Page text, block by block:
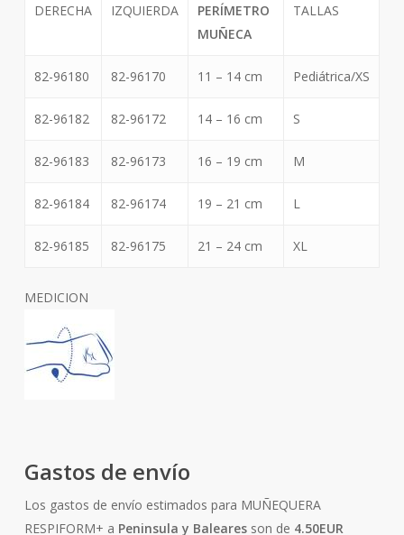
DERECHA IZQUIERDA
PERÍMETRO
MUÑECA
TALLAS
82-96180 82-96170 11 – 14 cm Pediátrica/XS
82-96182 82-96172 14 – 16 cm S
82-96183 82-96173 16 – 19 cm M
82-96184 82-96174 19 – 21 cm L
82-96185 82-96175 21 – 24 cm XL
MEDICION
Gastos de envío
Los gastos de envío estimados para MUÑEQUERA
RESPIFORM+ a Peninsula y Balearesson de 4.50EUR